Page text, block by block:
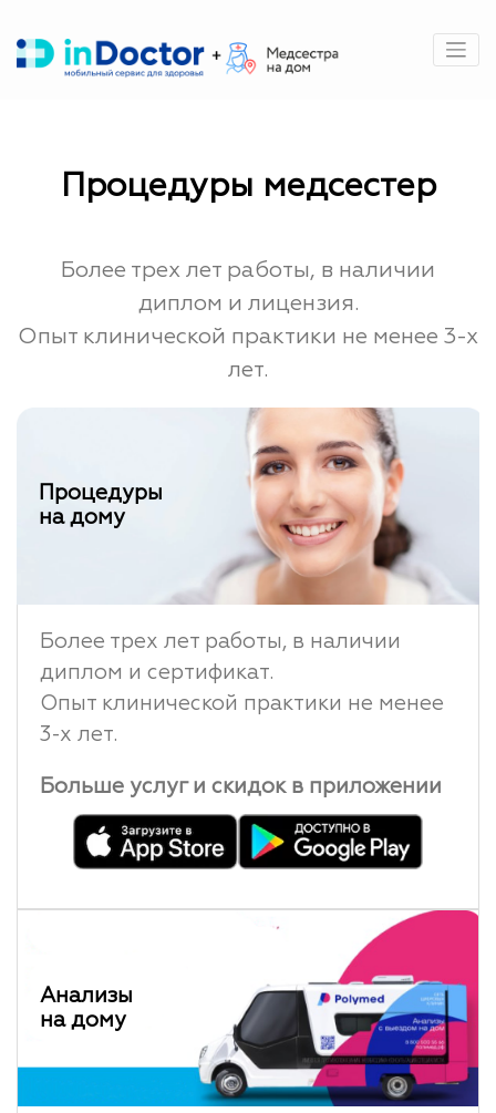
содержимому
Процедуры медсестер
Более трех лет работы, в наличии
диплом и лицензия.
Опыт клинической практики не менее 3-х
лет.
Процедуры
на дому
Более трех лет работы, в наличии
диплом и сертификат.
Опыт клинической практики не менее
3-х лет.
Больше услуг и скидок в приложении
Анализы
на дому